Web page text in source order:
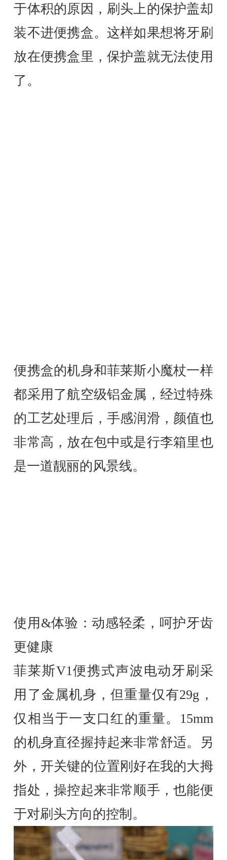
于体积的原因，刷头上的保护盖却
装不进便携盒。这样如果想将牙刷
放在便携盒里，保护盖就无法使用
了。
便携盒的机身和菲莱斯小魔杖一样
都采用了航空级铝金属，经过特殊
的工艺处理后，手感润滑，颜值也
非常高，放在包中或是行李箱里也
是一道靓丽的风景线。
使用&体验：动感轻柔，呵护牙齿
更健康
菲莱斯V1便携式声波电动牙刷采
用了金属机身，但重量仅有29g，
仅相当于一支口红的重量。15mm
的机身直径握持起来非常舒适。另
外，开关键的位置刚好在我的大拇
指处，操控起来非常顺手，也能便
于对刷头方向的控制。